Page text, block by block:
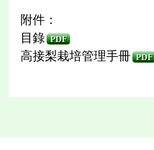
附件：
目錄 PDF
高接梨栽培管理手冊 PDF